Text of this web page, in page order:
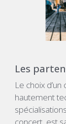
Les
Le choix
hautement
concert, est